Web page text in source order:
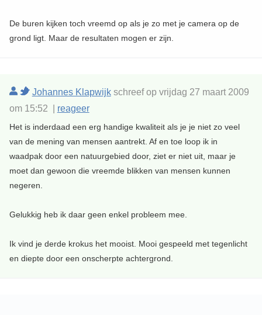
De buren kijken toch vreemd op als je zo met je camera op de
grond ligt. Maar de resultaten mogen er zijn.
Johannes Klapwijkschreef op vrijdag 27 maart 2009
om 15:52 | reageer
Het is inderdaad een erg handige kwaliteit als je je niet zo veel
van de mening van mensen aantrekt. Af en toe loop ik in
waadpak door een natuurgebied door, ziet er niet uit, maar je
moet dan gewoon die vreemde blikken van mensen kunnen
negeren.
Gelukkig heb ik daar geen enkel probleem mee.
Ik vind je derde krokus het mooist. Mooi gespeeld met tegenlicht
en diepte door een onscherpte achtergrond.